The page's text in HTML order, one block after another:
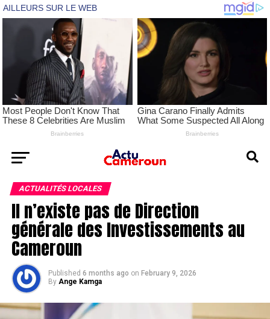
ACTUALITÉS LOCALES
Il n’existe pas de Direction
générale des Investissements au
Cameroun
Published 6 months ago on February 9, 2026
By Ange Kamga